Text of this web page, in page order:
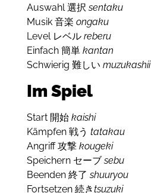
Auswahl 選択sentaku
Musik 音楽 ongaku
Level レベル reberu
Einfach 簡単 kantan
Schwierig 難しい muzukashii
Im Spiel
Start 開始 kaishi
Kämpfen 戦う tatakau
Angriff 攻撃 kougeki
Speichern セーブsebu
Beenden 終了shuuryou
Fortsetzen 続きtsuzuki